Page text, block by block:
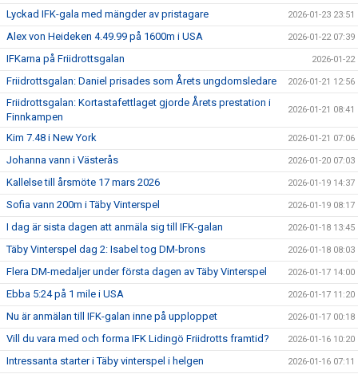
Lyckad IFK-gala med mängder av pristagare 2026-01-23 23:51
Alex von Heideken 4.49.99 på 1600m i USA 2026-01-22 07:39
IFKarna på Friidrottsgalan 2026-01-22
Friidrottsgalan: Daniel prisades som Årets ungdomsledare 2026-01-21 12:56
Friidrottsgalan: Kortastafettlaget gjorde Årets prestation i
Finnkampen
2026-01-21 08:41
Kim 7.48 i New York 2026-01-21 07:06
Johanna vann i Västerås 2026-01-20 07:03
Kallelse till årsmöte 17 mars 2026 2026-01-19 14:37
Sofia vann 200m i Täby Vinterspel 2026-01-19 08:17
I dag är sista dagen att anmäla sig till IFK-galan 2026-01-18 13:45
Täby Vinterspel dag 2: Isabel tog DM-brons 2026-01-18 08:03
Flera DM-medaljer under första dagen av Täby Vinterspel 2026-01-17 14:00
Ebba 5:24 på 1 mile i USA 2026-01-17 11:20
Nu är anmälan till IFK-galan inne på upploppet 2026-01-17 00:18
Vill du vara med och forma IFK Lidingö Friidrotts framtid? 2026-01-16 10:20
Intressanta starter i Täby vinterspel i helgen 2026-01-16 07:11